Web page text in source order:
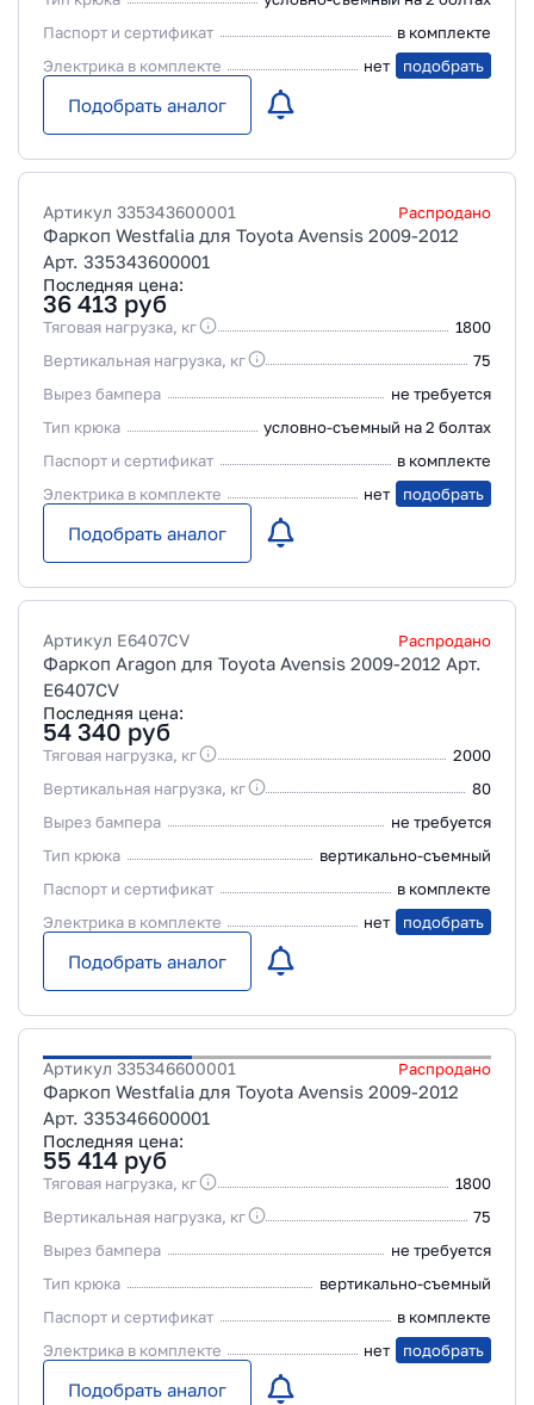
Паспорт и сертификат
в комплекте
Электрика в комплекте
нет подобрать
Подобрать аналог
Артикул 335343600001 Распродано
Фаркоп Westfalia для Toyota Avensis 2009-2012
Арт. 335343600001
Последняя цена:
36 413 руб
Тяговая нагрузка, кг
1800
Вертикальная нагрузка, кг
75
Вырез бампера
не требуется
Тип крюка
условно-съемный на 2 болтах
Паспорт и сертификат
в комплекте
Электрика в комплекте
нет подобрать
Подобрать аналог
Артикул E6407CV Распродано
Фаркоп Aragon для Toyota Avensis 2009-2012 Арт.
E6407CV
Последняя цена:
54 340 руб
Тяговая нагрузка, кг
2000
Вертикальная нагрузка, кг
80
Вырез бампера
не требуется
Тип крюка
вертикально-съемный
Паспорт и сертификат
в комплекте
Электрика в комплекте
нет подобрать
Подобрать аналог
Артикул 335346600001 Распродано
Фаркоп Westfalia для Toyota Avensis 2009-2012
Арт. 335346600001
Последняя цена:
55 414 руб
Тяговая нагрузка, кг
1800
Вертикальная нагрузка, кг
75
Вырез бампера
не требуется
Тип крюка
вертикально-съемный
Паспорт и сертификат
в комплекте
Электрика в комплекте
нет подобрать
Подобрать аналог